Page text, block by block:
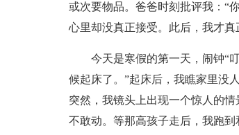
或次要物品。爸爸时刻批评我：“
心里却没真正接受。此后，我才真
今天是寒假的第一天，闹钟“
候起床了。”起床后，我瞧家里没
突然，我镜头上出现一个惊人的
不敢动。等那高孩子走后，我跑